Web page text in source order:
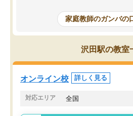
めて1年ほどだった今では平均点以
科目が増えてきました！あと1年受
であるので無料の週末教室を使用し
がら頑張って欲しいと思います！
家庭教師のガンバの
沢田駅の教室
オンライン校 詳しく見る
対応エリア 全国